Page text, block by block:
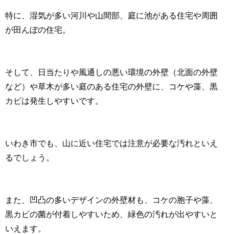
特に、湿気が多い河川や山間部、庭に池がある住宅や周囲
が田んぼの住宅。
そして、日当たりや風通しの悪い環境の外壁（北面の外壁
など）や草木が多い庭のある住宅の外壁に、コケや藻、黒
カビは発生しやすいです。
いわき市でも、山に近い住宅では注意が必要な汚れといえ
るでしょう。
また、凹凸の多いデザインの外壁材も、コケの胞子や藻、
黒カビの菌が付着しやすいため、緑色の汚れが出やすいと
いえます。